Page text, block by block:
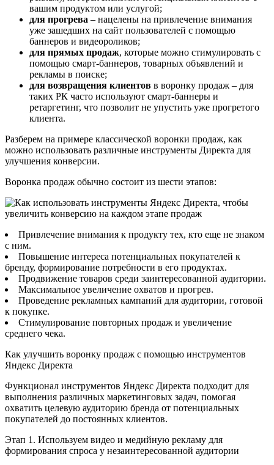
вашим продуктом или услугой;
для прогрева – нацелены на привлечение внимания
уже зашедших на сайт пользователей с помощью
баннеров и видеороликов;
для прямых продаж, которые можно стимулировать с
помощью смарт-баннеров, товарных объявлений и
рекламы в поиске;
для возвращения клиентов в воронку продаж – для
таких РК часто используют смарт-баннеры и
ретаргетинг, что позволит не упустить уже прогретого
клиента.
Разберем на примере классической воронки продаж, как
можно использовать различные инструменты Директа для
улучшения конверсии.
Воронка продаж обычно состоит из шести этапов:
Привлечение внимания к продукту тех, кто еще не знаком
с ним.
Повышение интереса потенциальных покупателей к
бренду, формирование потребности в его продуктах.
Продвижение товаров среди заинтересованной аудитории.
Максимальное увеличение охватов и прогрев.
Проведение рекламных кампаний для аудитории, готовой
к покупке.
Стимулирование повторных продаж и увеличение
среднего чека.
Как улучшить воронку продаж с помощью инструментов
Яндекс Директа
Функционал инструментов Яндекс Директа подходит для
выполнения различных маркетинговых задач, помогая
охватить целевую аудиторию бренда от потенциальных
покупателей до постоянных клиентов.
Этап 1. Используем видео и медийную рекламу для
формирования спроса у незаинтересованной аудитории